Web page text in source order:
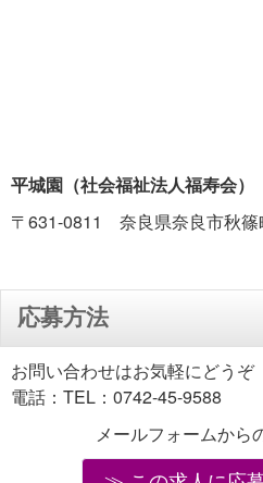
平城園（社会福祉法人福寿会）
〒631-0811 奈良県奈良市秋篠
応募方法
お問い合わせはお気軽にどうぞ
電話：TEL：0742-45-9588
メールフォームから